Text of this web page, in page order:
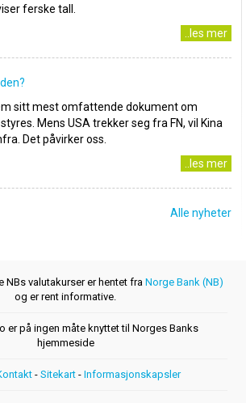
ferske tall.
..les mer
sitt mest omfattende dokument om
Mens USA trekker seg fra FN, vil Kina
Det påvirker oss.
..les mer
Alle nyheter
NBs valutakurser er hentet fra Norge Bank (NB)
og er rent informative.
er på ingen måte knyttet til Norges Banks
hjemmeside
- Sitekart - Informasjonskapsler